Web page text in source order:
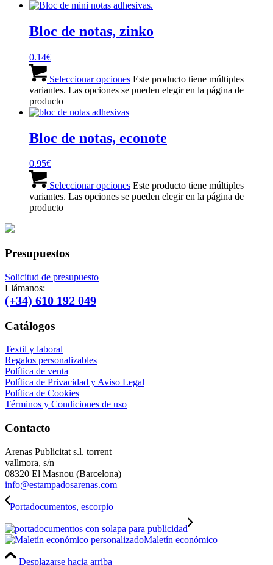
Bloc de notas, zinko
0.14€
Seleccionar opciones Este producto tiene múltiples
variantes. Las opciones se pueden elegir en la página de
producto
Bloc de notas, econote
0.95€
Seleccionar opciones Este producto tiene múltiples
variantes. Las opciones se pueden elegir en la página de
producto
Presupuestos
Solicitud de presupuesto
Llámanos:
(+34) 610 192 049
Catálogos
Textil y laboral
Regalos personalizables
Política de venta
Política de Privacidad y Aviso Legal
Política de Cookies
Términos y Condiciones de uso
Contacto
Arenas Publicitat s.l. torrent
vallmora, s/n
08320 El Masnou (Barcelona)
info@estampadosarenas.com
Portadocumentos, escorpio
Maletín económico
Desplazarse hacia arriba